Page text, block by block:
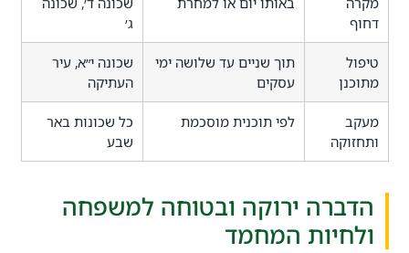
דחוף
ג׳
טיפול
מתוכנן
תוך שניים עד שלושה ימי
עסקים
שכונה י״א, עיר
העתיקה
מעקב
ותחזוקה
לפי תוכנית מוסכמת
כל שכונות באר
שבע
הדברה ירוקה ובטוחה למשפחה
ולחיות המחמד